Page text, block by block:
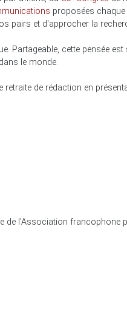
proposées
pairs et d'approcher la
Partageable, cette pensée
le monde.
retraite de rédaction en
de l'Association francophone